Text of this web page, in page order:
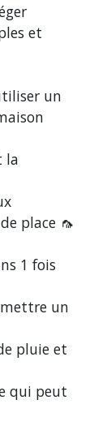
et
un
la
place 🦟
1 fois
un
pluie et
qui peut